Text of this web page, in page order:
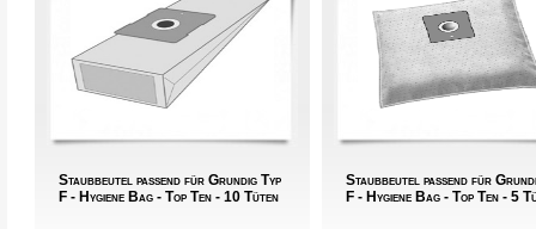
Staubbeutel passend für Grundig Typ
F - Hygiene Bag - Top Ten - 10 Tüten
Staubbeutel passend für
F - Hygiene Bag - Top Ten - 5